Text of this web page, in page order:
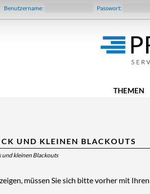
Benutzername: Passwort:
THEMEN
UND KLEINEN BLACKOUTS
und kleinen Blackouts
müssen Sie sich bitte vorher mit